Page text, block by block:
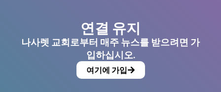
연결 유지
나사렛 교회로부터 매주 뉴스를 받으려면 가
입하십시오.
여기에 가입